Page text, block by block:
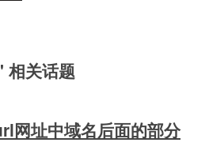
相关话题
网址中域名后面的部分